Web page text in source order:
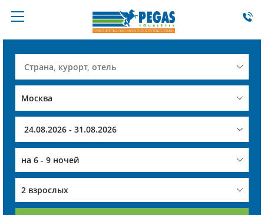
на 6 - 9 ночей
2 взрослых